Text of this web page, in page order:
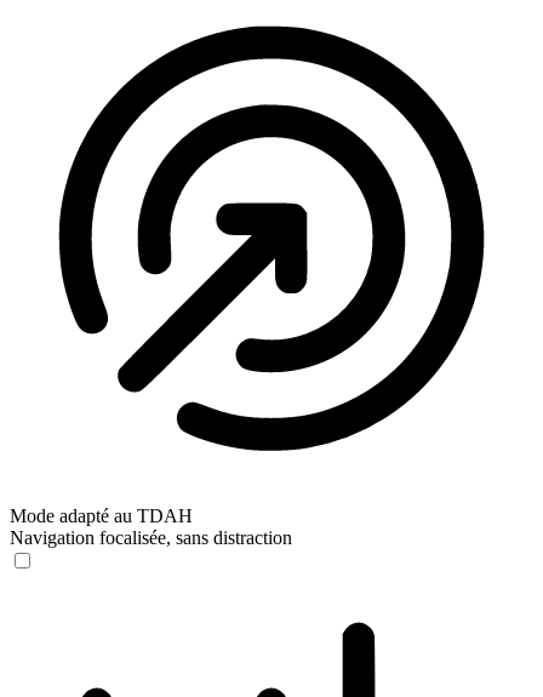
Mode adapté au TDAH
Navigation focalisée, sans distraction